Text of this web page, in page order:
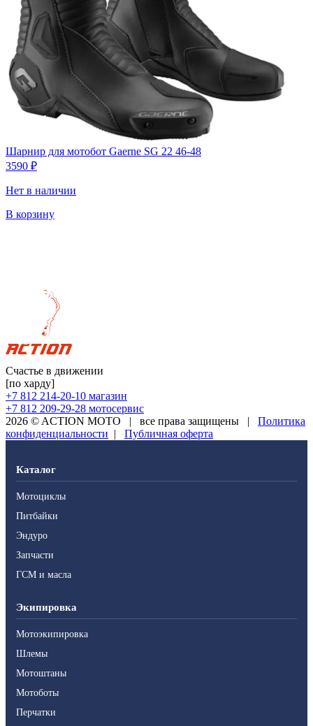
Шарнир для мотобот Gaerne SG 22 46-48
3590 ₽
Нет в наличии
В корзину
Счастье в движении
[по харду]
+7 812 214-20-10 магазин
+7 812 209-29-28 мотосервис
2026 © ACTION MOTO | все права защищены |
Политика
конфиденциальности | Публичная оферта
Каталог
Мотоциклы
Питбайки
Эндуро
Запчасти
ГСМ и масла
Экипировка
Мотоэкипировка
Шлемы
Мотоштаны
Мотоботы
Перчатки